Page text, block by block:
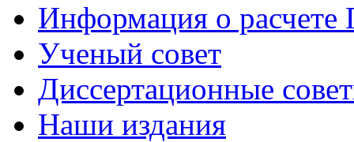
Информация о
Ученый совет
Диссертационные
Наши издания